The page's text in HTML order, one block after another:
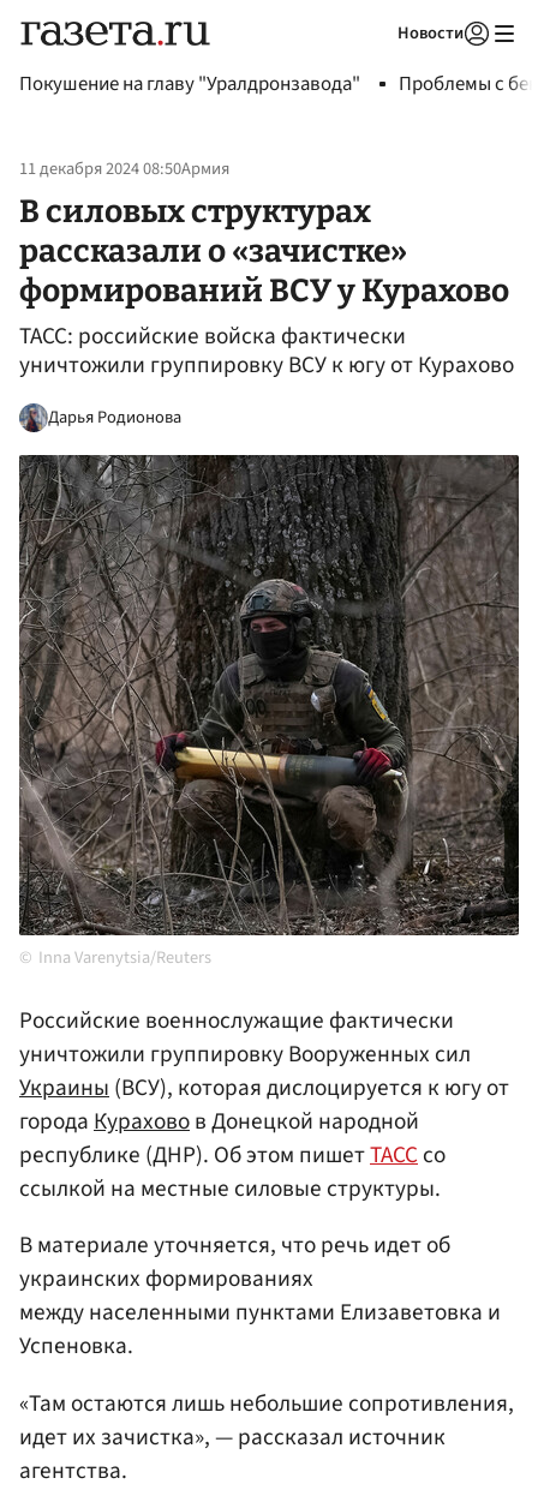
Новости
Покушение на главу "Уралдронзавода" Проблемы с
11 декабря 2024 08:50Армия
В силовых структурах
рассказали о «зачистке»
формирований ВСУ у Курахово
ТАСС: российские войска фактически
уничтожили группировку ВСУ к югу от Курахово
Дарья Родионова
Inna Varenytsia/Reuters
Российские военнослужащие фактически
уничтожили группировку Вооруженных сил
Украины(ВСУ), которая дислоцируется к югу от
городаКураховов Донецкой народной
республике (ДНР). Об этом пишетТАССсо
ссылкой на местные силовые структуры.
В материале уточняется, что речь идет об
украинских формированиях
между населенными пунктами Елизаветовка и
Успеновка.
«Там остаются лишь небольшие сопротивления,
идет их зачистка», — рассказал источник
агентства.